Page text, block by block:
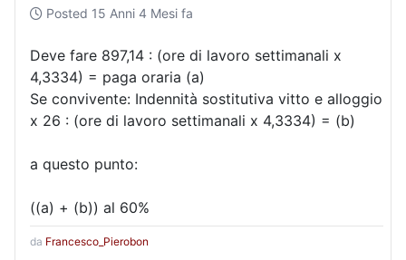
Posted 15 Anni 4 Mesi fa
Deve fare 897,14 : (ore di lavoro settimanali x
4,3334) = paga oraria (a)
Se convivente: Indennità sostitutiva vitto e alloggio
x 26 : (ore di lavoro settimanali x 4,3334) = (b)
a questo punto:
((a) + (b)) al 60%
da Francesco_Pierobon